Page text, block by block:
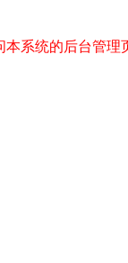
本系统的后台管理